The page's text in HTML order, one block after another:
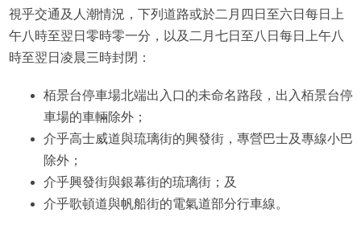
視乎交通及人潮情況，下列道路或於二月四日至六日每日上
午八時至翌日零時零一分，以及二月七日至八日每日上午八
時至翌日凌晨三時封閉：
栢景台停車場北端出入口的未命名路段，出入栢景台停
車場的車輛除外；
介乎高士威道與琉璃街的興發街，專營巴士及專線小巴
除外；
介乎興發街與銀幕街的琉璃街；及
介乎歌頓道與帆船街的電氣道部分行車線。